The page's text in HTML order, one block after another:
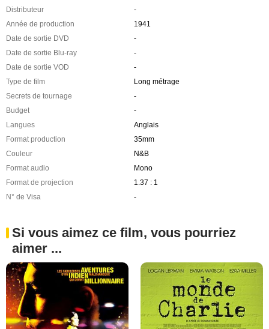
Distributeur
-
Année de production
1941
Date de sortie DVD
-
Date de sortie Blu-ray
-
Date de sortie VOD
-
Type de film
Long métrage
Secrets de tournage
-
Budget
-
Langues
Anglais
Format production
35mm
Couleur
N&B
Format audio
Mono
Format de projection
1.37 : 1
N° de Visa
-
Si vous aimez ce film, vous pourriez
aimer ...